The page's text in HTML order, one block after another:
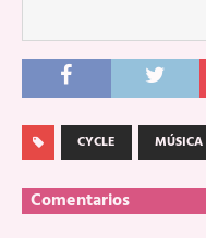
CYCLE MÚSICA
Comentarios